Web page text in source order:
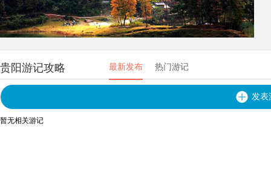
贵阳游记攻略 最新发布 热门游记
发表
暂无相关游记